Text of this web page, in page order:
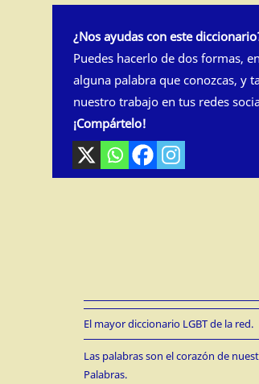
¿Nos ayudas con este
Puedes hacerlo de dos formas,
alguna palabra que conozcas, y
nuestro trabajo en tus redes
¡Compártelo!
El mayor diccionario LGBT de la red.
Las palabras son el corazón de
Palabras.